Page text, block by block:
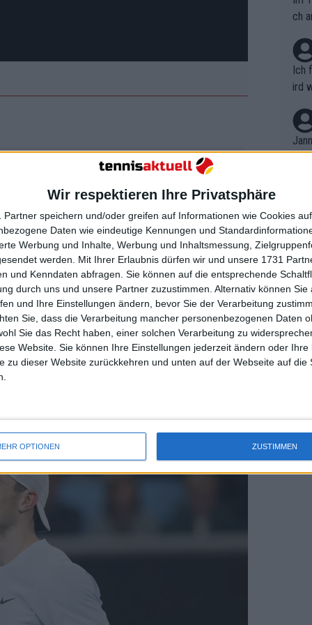
Wir respektieren Ihre Privatsphäre
Partner speichern und/oder greifen auf Informationen wie Cookies
Daten wie eindeutige Kennungen und
Werbung und Inhalte, Werbung und Inhaltsmessung,
werden. Mit Ihrer Erlaubnis dürfen wir und unsere 1731
und Kenndaten abfragen. Sie können auf die entsprechende
durch uns und unsere Partner zuzustimmen. Alternativ können Sie
und Ihre Einstellungen ändern, bevor Sie der Verarbeitung
Sie, dass die Verarbeitung mancher personenbezogenen Daten
Sie das Recht haben, einer solchen Verarbeitung zu
Website. Sie können Ihre Einstellungen jederzeit ändern oder Ihre
zu dieser Website zurückkehren und unten auf der Webseite auf die
OPTIONEN ZUSTIMMEN
er sich verbessern muss, um
um große Titel und die
dieser Woche nur deshalb im
Argentina Open als auch bei den
ist nicht in Gefahr, den Platz als
Punkte im Vergleich zu 7.510 für
und ist kurz davor, in die Top Fünf
Rublev, der den Titel gewonnen hat,
Titels um einen Platz auf Rang 9
ch
Ich
ird
r in
em
t,
B.
on
uss
mal
des
n
nt.
kel